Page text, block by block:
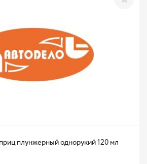
плунжерный однорукий 120 мл